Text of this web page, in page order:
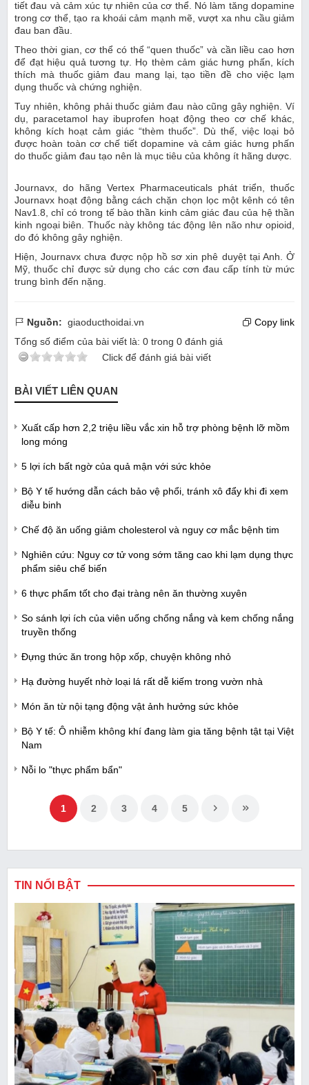
tiết đau và cảm xúc tự nhiên của cơ thể. Nó làm tăng dopamine
trong cơ thể, tạo ra khoái cảm mạnh mẽ, vượt xa nhu cầu giảm
đau ban đầu.
Theo thời gian, cơ thể có thể “quen thuốc” và cần liều cao hơn
để đạt hiệu quả tương tự. Họ thèm cảm giác hưng phấn, kích
thích mà thuốc giảm đau mang lại, tạo tiền đề cho việc lạm
dụng thuốc và chứng nghiện.
Tuy nhiên, không phải thuốc giảm đau nào cũng gây nghiện. Ví
dụ, paracetamol hay ibuprofen hoạt động theo cơ chế khác,
không kích hoạt cảm giác “thèm thuốc”. Dù thế, việc loại bỏ
được hoàn toàn cơ chế tiết dopamine và cảm giác hưng phấn
do thuốc giảm đau tạo nên là mục tiêu của không ít hãng dược.
Journavx, do hãng Vertex Pharmaceuticals phát triển, thuốc
Journavx hoạt động bằng cách chặn chọn lọc một kênh có tên
Nav1.8, chỉ có trong tế bào thần kinh cảm giác đau của hệ thần
kinh ngoại biên. Thuốc này không tác động lên não như opioid,
do đó không gây nghiện.
Hiện, Journavx chưa được nộp hồ sơ xin phê duyệt tại Anh. Ở
Mỹ, thuốc chỉ được sử dụng cho các cơn đau cấp tính từ mức
trung bình đến nặng.
Nguồn: giaoducthoidai.vn
Copy link
Tổng số điểm của bài viết là: 0 trong 0 đánh giá
Click để đánh giá bài viết
BÀI VIẾT LIÊN QUAN
Xuất cấp hơn 2,2 triệu liều vắc xin hỗ trợ phòng bệnh lỡ mồm
long móng
5 lợi ích bất ngờ của quả mận với sức khỏe
Bộ Y tế hướng dẫn cách bảo vệ phổi, tránh xô đẩy khi đi xem
diễu binh
Chế độ ăn uống giảm cholesterol và nguy cơ mắc bệnh tim
Nghiên cứu: Nguy cơ tử vong sớm tăng cao khi lạm dụng thực
phẩm siêu chế biến
6 thực phẩm tốt cho đại tràng nên ăn thường xuyên
So sánh lợi ích của viên uống chống nắng và kem chống nắng
truyền thống
Đựng thức ăn trong hộp xốp, chuyện không nhỏ
Hạ đường huyết nhờ loại lá rất dễ kiếm trong vườn nhà
Món ăn từ nội tạng động vật ảnh hưởng sức khỏe
Bộ Y tế: Ô nhiễm không khí đang làm gia tăng bệnh tật tại Việt
Nam
Nỗi lo "thực phẩm bẩn"
1 2 3 4 5
TIN NỔI BẬT